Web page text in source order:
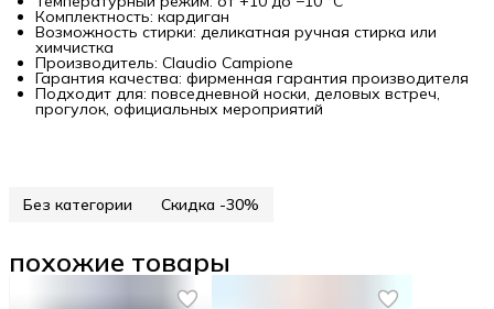
Комплектность: кардиган
Возможность стирки: деликатная ручная стирка или
химчистка
Производитель: Claudio Campione
Гарантия качества: фирменная гарантия производителя
Подходит для: повседневной носки, деловых встреч,
прогулок, официальных мероприятий
Без категории Скидка -30%
похожие товары